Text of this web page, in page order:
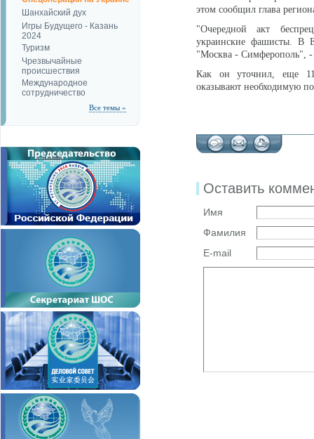
Шанхайский дух
Игры Будущего - Казань
2024
Туризм
Чрезвычайные
происшествия
Международное
сотрудничество
Все темы »
этом сообщил глава
"Очередной акт
украинские фашисты. В
"Москва - Симферополь",
Как он уточнил, еще 11
оказывают необходимую
Оставить
Имя
Фамилия
E-mail